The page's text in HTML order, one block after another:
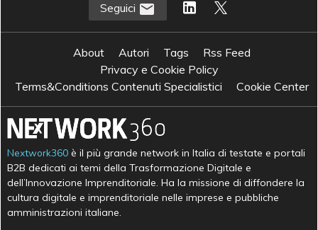
Seguici
About Autori Tags
Rss Feed
Privacy e Cookie Policy
Terms&Conditions Contenuti Specialistici
Cookie Center
Nextwork360 è il più grande network in Italia di testate e portali
B2B dedicati ai temi della Trasformazione Digitale e
dell’Innovazione Imprenditoriale. Ha la missione di diffondere la
cultura digitale e imprenditoriale nelle imprese e pubbliche
amministrazioni italiane.